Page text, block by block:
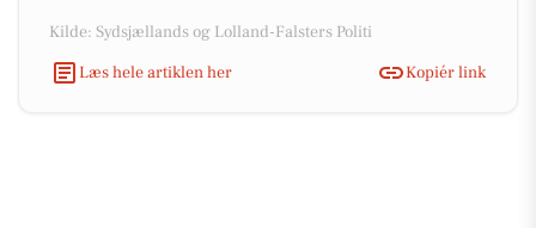
Kilde: Sydsjællands og Lolland-Falsters Politi
Læs hele artiklen her
Kopiér link